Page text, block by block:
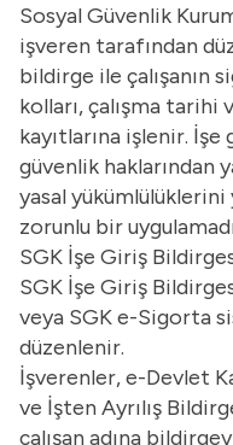
Sosyal Güvenlik
işveren tarafından
bildirge ile çalışanın
kolları, çalışma
kayıtlarına işlenir. İşe
güvenlik haklarından
yasal
zorunlu bir
SGK İşe Giriş
SGK İşe Giriş
veya SGK e-Sigorta
düzenlenir.
İşverenler, e-Devlet
ve İşten Ayrılış
çalışan adına